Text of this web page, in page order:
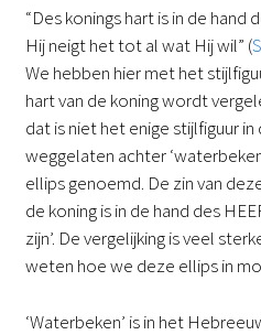
“Des konings hart is in de hand
Hij neigt het tot al wat Hij wil” (
We hebben hier met het
hart van de koning wordt
dat is niet het enige stijlfiguur in
weggelaten achter
ellips genoemd. De zin van
de koning is in de hand des
zijn’. De vergelijking is veel
weten hoe we deze ellips in
‘Waterbeken’ is in het